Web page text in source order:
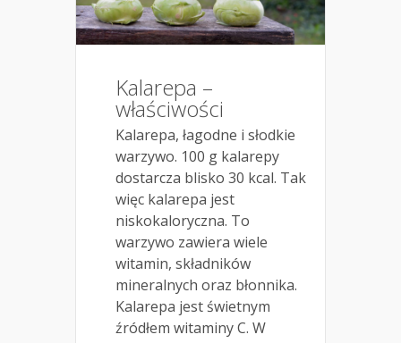
Kalarepa –
właściwości
Kalarepa, łagodne i słodkie
warzywo. 100 g kalarepy
dostarcza blisko 30 kcal. Tak
więc kalarepa jest
niskokaloryczna. To
warzywo zawiera wiele
witamin, składników
mineralnych oraz błonnika.
Kalarepa jest świetnym
źródłem witaminy C. W